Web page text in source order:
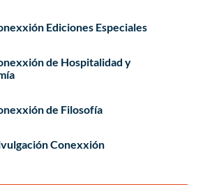
Ediciones Especiales
de Hospitalidad y
de Filosofía
Conexxión